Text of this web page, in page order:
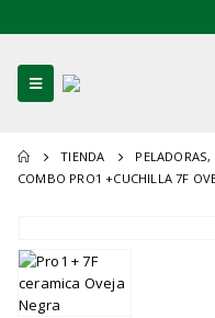
TIENDA PELADORAS,
COMBO PRO1 +CUCHILLA 7F